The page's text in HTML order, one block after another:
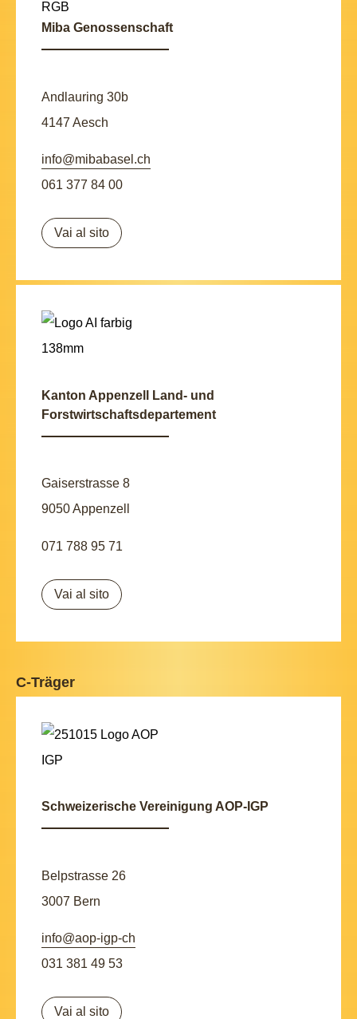
Miba Genossenschaft
Andlauring 30b
4147 Aesch
info@mibabasel.ch
061 377 84 00
Vai al sito
Kanton Appenzell Land- und
Forstwirtschaftsdepartement
Gaiserstrasse 8
9050 Appenzell
071 788 95 71
Vai al sito
C-Träger
Schweizerische Vereinigung AOP-IGP
Belpstrasse 26
3007 Bern
info@aop-igp-ch
031 381 49 53
Vai al sito